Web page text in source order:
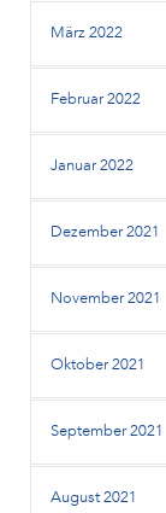
März 2022
Februar 2022
Januar 2022
Dezember 2021
November 2021
Oktober 2021
September 2021
August 2021